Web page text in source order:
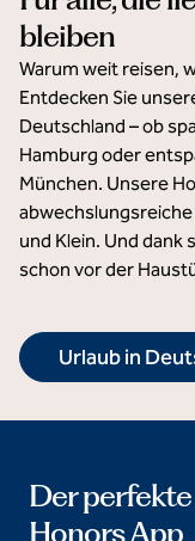
bleiben
Warum weit reisen,
Entdecken Sie
Deutschland – ob
Hamburg oder
München. Unsere
und Klein. Und
schon vor der
Urlaub in
Der
Honors App